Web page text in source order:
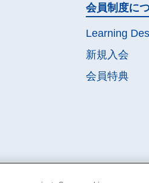
会員制度に
Learning
新規入会
会員特典